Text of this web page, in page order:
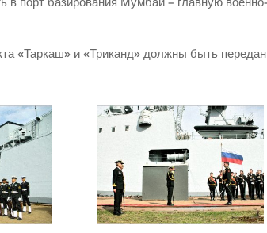
«Таркаш» и «Триканд» должны быть